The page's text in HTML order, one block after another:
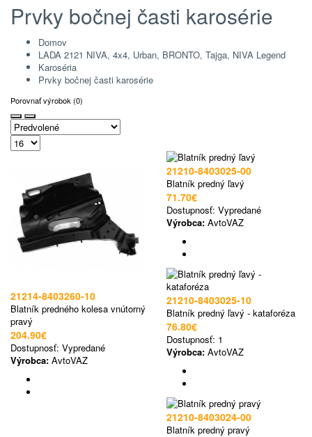
Prvky bočnej časti karosérie
Domov
LADA 2121 NIVA, 4x4, Urban, BRONTO, Tajga, NIVA Legend
Karoséria
Prvky bočnej časti karosérie
Porovnať výrobok (0)
21214-8403260-10
Blatník predného kolesa vnútorný
pravý
204.90€
Dostupnosť: Vypredané
Výrobca: AvtoVAZ
21210-8403025-00
Blatník predný ľavý
71.70€
Dostupnosť: Vypredané
Výrobca: AvtoVAZ
21210-8403025-10
Blatník predný ľavý - kataforéza
76.80€
Dostupnosť: 1
Výrobca: AvtoVAZ
21210-8403024-00
Blatník predný pravý